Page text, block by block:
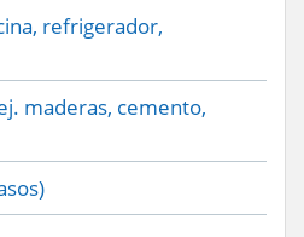
refrigerador,
maderas, cemento,